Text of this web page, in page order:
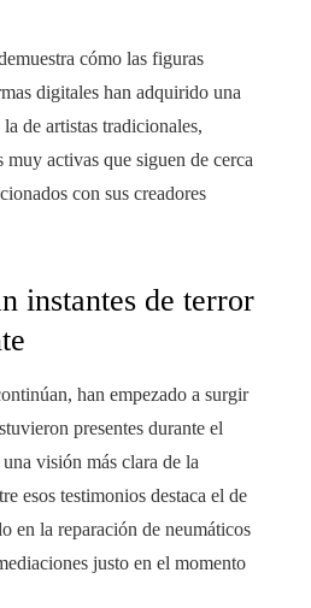
cómo las figuras
digitales han adquirido una
de artistas tradicionales,
muy activas que siguen de cerca
con sus creadores
instantes de terror
han empezado a surgir
presentes durante el
visión más clara de la
esos testimonios destaca el de
en la reparación de neumáticos
justo en el momento